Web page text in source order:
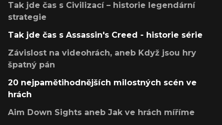
Tak jde čas s Civilizací – historie legendární
strategie
Tak jde čas s Assassin's Creed - historie série
Závislost na videohrách, aneb Když jsou hry
špatný pán
20 nejpamětihodnějších milostných scén ve
hrách
Aim Down Sights aneb Jak ve hrách míříme